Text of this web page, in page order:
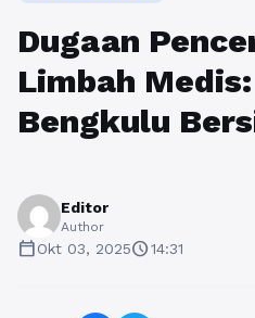
Dugaan
Limbah Medis:
Bengkulu
Editor
Author
calendar_todayOkt 03, 2025schedule14:31